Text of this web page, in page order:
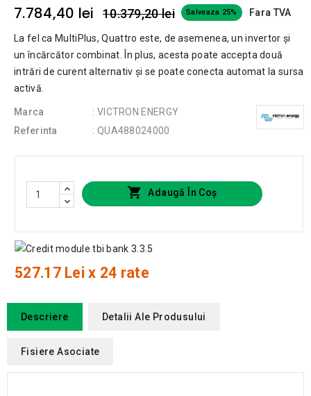
7.784,40 lei
10.379,20 lei Salveaza 25% Fara TVA
La fel ca MultiPlus, Quattro este, de asemenea, un invertor și
un încărcător combinat. În plus, acesta poate accepta două
intrări de curent alternativ și se poate conecta automat la sursa
activă.
Marca
: VICTRON ENERGY
Referinta
: QUA488024000
 Adaugă În Coș
527.17 Lei x 24 rate
Descriere Detalii Ale Produsului
Fisiere Asociate